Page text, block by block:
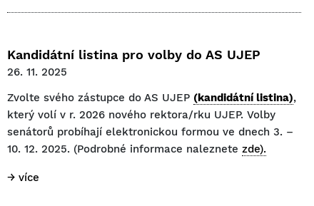
Kandidátní listina pro volby do AS UJEP
26. 11. 2025
Zvolte svého zástupce do AS UJEP (kandidátní listina),
který volí v r. 2026 nového rektora/rku UJEP. Volby
senátorů probíhají elektronickou formou ve dnech 3. –
10. 12. 2025. (Podrobné informace naleznete zde).
→ více